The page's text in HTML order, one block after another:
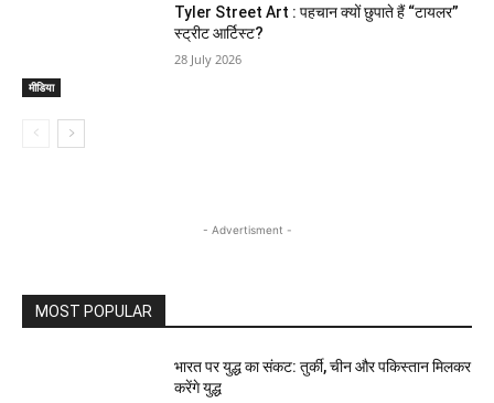
मीडिया
Tyler Street Art : पहचान क्यों छुपाते हैं “टायलर”
स्ट्रीट आर्टिस्ट?
28 July 2026
- Advertisment -
MOST POPULAR
भारत पर युद्ध का संकट: तुर्की, चीन और पकिस्तान मिलकर
करेंगे युद्ध